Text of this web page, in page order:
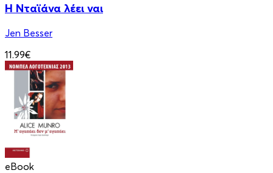
Η Νταϊάνα λέει ναι
Jen Besser
11.99€
eBook